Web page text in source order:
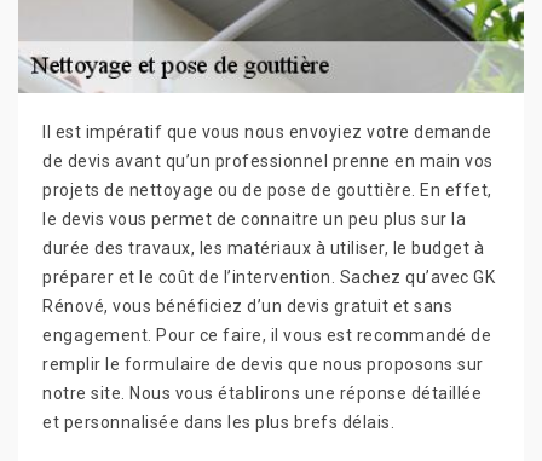
Il est impératif que vous nous envoyiez votre demande
de devis avant qu’un professionnel prenne en main vos
projets de nettoyage ou de pose de gouttière. En effet,
le devis vous permet de connaitre un peu plus sur la
durée des travaux, les matériaux à utiliser, le budget à
préparer et le coût de l’intervention. Sachez qu’avec GK
Rénové, vous bénéficiez d’un devis gratuit et sans
engagement. Pour ce faire, il vous est recommandé de
remplir le formulaire de devis que nous proposons sur
notre site. Nous vous établirons une réponse détaillée
et personnalisée dans les plus brefs délais.